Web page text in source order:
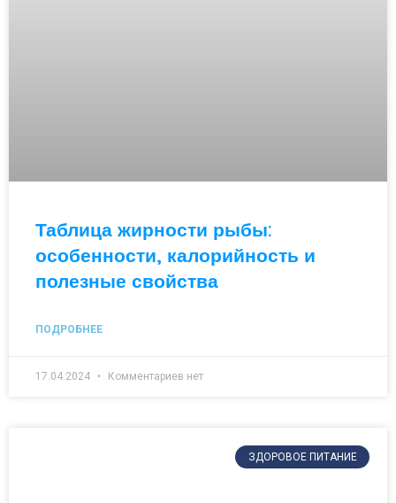
Таблица жирности рыбы:
особенности, калорийность и
полезные свойства
ПОДРОБНЕЕ
17.04.2024 Комментариев нет
ЗДОРОВОЕ ПИТАНИЕ